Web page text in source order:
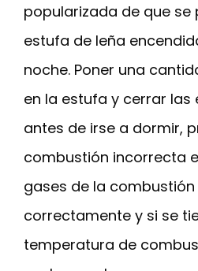
popularizada de que se
estufa de leña
noche. Poner una
en la estufa y cerrar las
antes de irse a dormir,
combustión incorrecta
gases de la
correctamente y si se
temperatura de